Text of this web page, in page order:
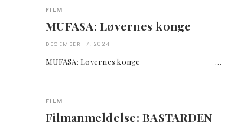
FILM
MUFASA: Løvernes konge
DECEMBER 17, 2024
MUFASA: Løvernes konge …
FILM
Filmanmeldelse: BASTARDEN